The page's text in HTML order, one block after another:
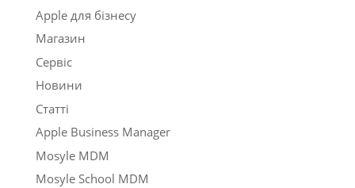
Apple для бізнесу
Магазин
Сервіс
Новини
Статті
Apple Business Manager
Mosyle MDM
Mosyle School MDM